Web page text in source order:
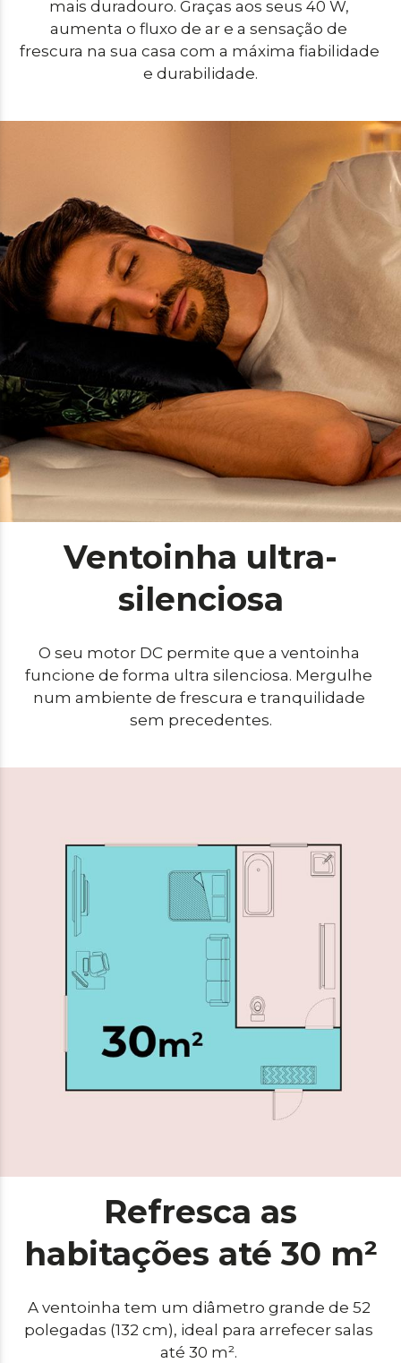
mais duradouro. Graças aos seus 40 W,
aumenta o fluxo de ar e a sensação de
frescura na sua casa com a máxima fiabilidade
e durabilidade.
Ventoinha ultra-
silenciosa
O seu motor DC permite que a ventoinha
funcione de forma ultra silenciosa. Mergulhe
num ambiente de frescura e tranquilidade
sem precedentes.
Refresca as
habitações até 30 m²
A ventoinha tem um diâmetro grande de 52
polegadas (132 cm), ideal para arrefecer salas
até 30 m².